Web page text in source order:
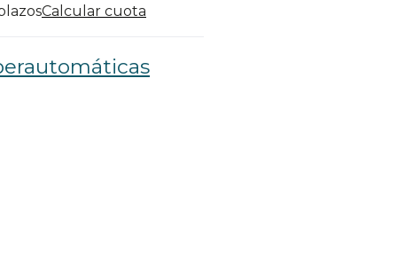
Calcular cuota